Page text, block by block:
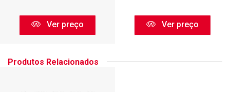
Ver preço Ver preço
Produtos Relacionados